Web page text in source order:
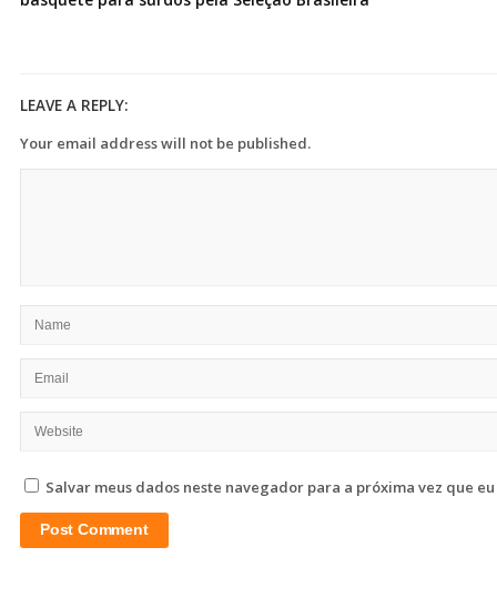
LEAVE A REPLY:
Your email address will not be published.
Salvar meus dados neste navegador para a próxima vez que